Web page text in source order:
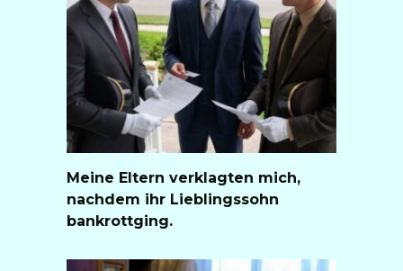
Meine Eltern verklagten mich,
nachdem ihr Lieblingssohn
bankrottging.